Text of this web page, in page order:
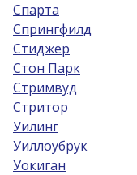
Спарта
Спрингфилд
Стиджер
Стон Парк
Стримвуд
Стритор
Уилинг
Уиллоубрук
Уокиган